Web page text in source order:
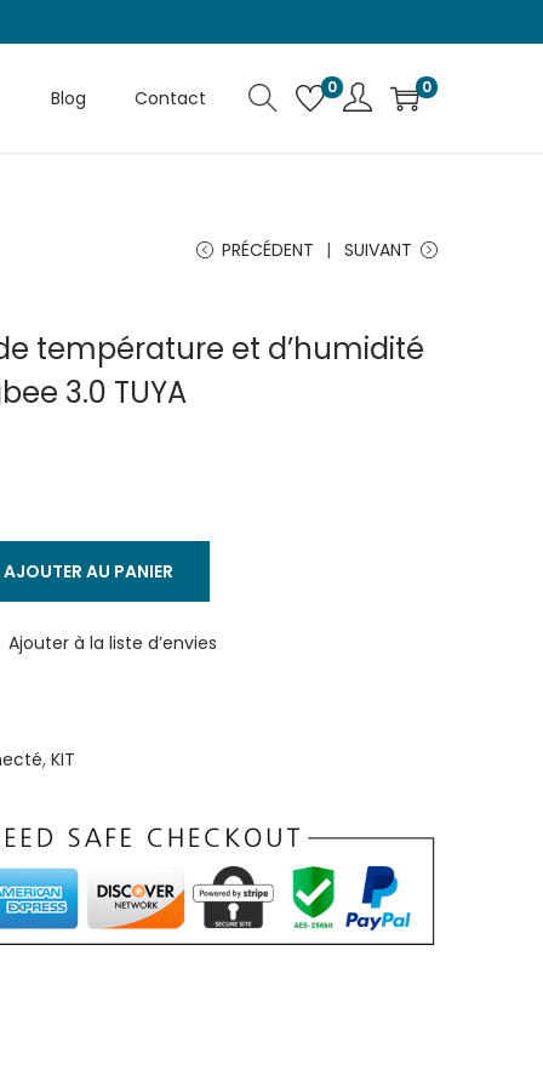
Blog Contact 0 0
PRÉCÉDENT SUIVANT
température et d’humidité
3.0 TUYA
AJOUTER AU PANIER
Ajouter à la liste d’envies
, KIT